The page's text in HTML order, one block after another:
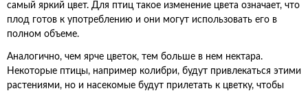
самый яркий цвет. Для птиц такое изменение цвета означает, что
плод готов к употреблению и они могут использовать его в
полном объеме.
Аналогично, чем ярче цветок, тем больше в нем нектара.
Некоторые птицы, например колибри, будут привлекаться этими
растениями, но и насекомые будут прилетать к цветку, чтобы